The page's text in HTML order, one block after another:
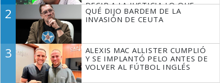
DECIR A LA JUSTICIA LO QUE
TIENE QUE HACER"
2
QUÉ DIJO BARDEM DE LA
INVASIÓN DE CEUTA
3
ALEXIS MAC ALLISTER CUMPLIÓ
Y SE IMPLANTÓ PELO ANTES DE
VOLVER AL FÚTBOL INGLÉS